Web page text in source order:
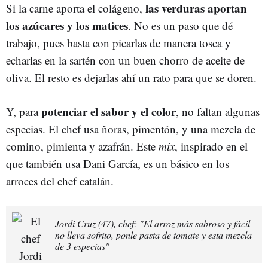
Si la carne aporta el colágeno, las verduras aportan
los azúcares y los matices. No es un paso que dé
trabajo, pues basta con picarlas de manera tosca y
echarlas en la sartén con un buen chorro de aceite de
oliva. El resto es dejarlas ahí un rato para que se doren.
Y, parapotenciar el sabor y el color, no faltan algunas
especias. El chef usa ñoras, pimentón, y una mezcla de
comino, pimienta y azafrán. Este mix, inspirado en el
que también usa Dani García, es un básico en los
arroces del chef catalán.
Jordi Cruz (47), chef: "El arroz más sabroso y fácil
no lleva sofrito, ponle pasta de tomate y esta mezcla
de 3 especias"